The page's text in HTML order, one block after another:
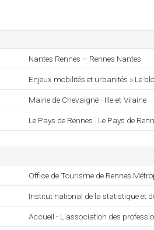
Nantes Rennes – Rennes Nantes
Enjeux mobilités et urbanités » Le
Mairie de Chevaigné - Ille-et-Vilaine
Le Pays de Rennes . Le Pays de
Office de Tourisme de Rennes
Institut national de la statistique et
Accueil - L'association des